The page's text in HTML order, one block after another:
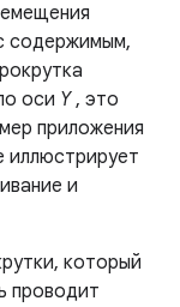
содержимым,
оси Y, это
приложения
иллюстрирует
и
который
проводит